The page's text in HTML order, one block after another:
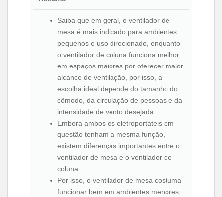
Saiba que em geral, o ventilador de
mesa é mais indicado para ambientes
pequenos e uso direcionado, enquanto
o ventilador de coluna funciona melhor
em espaços maiores por oferecer maior
alcance de ventilação, por isso, a
escolha ideal depende do tamanho do
cômodo, da circulação de pessoas e da
intensidade de vento desejada.
Embora ambos os eletroportáteis em
questão tenham a mesma função,
existem diferenças importantes entre o
ventilador de mesa e o ventilador de
coluna.
Por isso, o ventilador de mesa costuma
funcionar bem em ambientes menores,